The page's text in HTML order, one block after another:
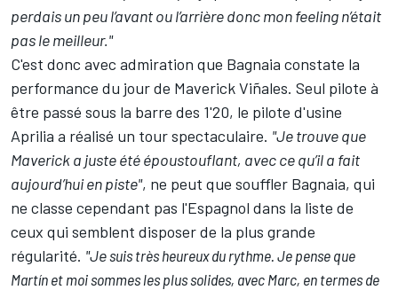
perdais un peu l’avant ou l’arrière donc mon feeling n’était
pas le meilleur."
C'est donc avec admiration que Bagnaia constate la
performance du jour de Maverick Viñales. Seul pilote à
être passé sous la barre des 1'20, le pilote d'usine
Aprilia a réalisé un tour spectaculaire. "Je trouve que
Maverick a juste été époustouflant, avec ce qu’il a fait
aujourd’hui en piste", ne peut que souffler Bagnaia, qui
ne classe cependant pas l'Espagnol dans la liste de
ceux qui semblent disposer de la plus grande
régularité. "Jesuis très heureux du rythme. Je pense que
Martín et moi sommes les plus solides, avec Marc, en termes de